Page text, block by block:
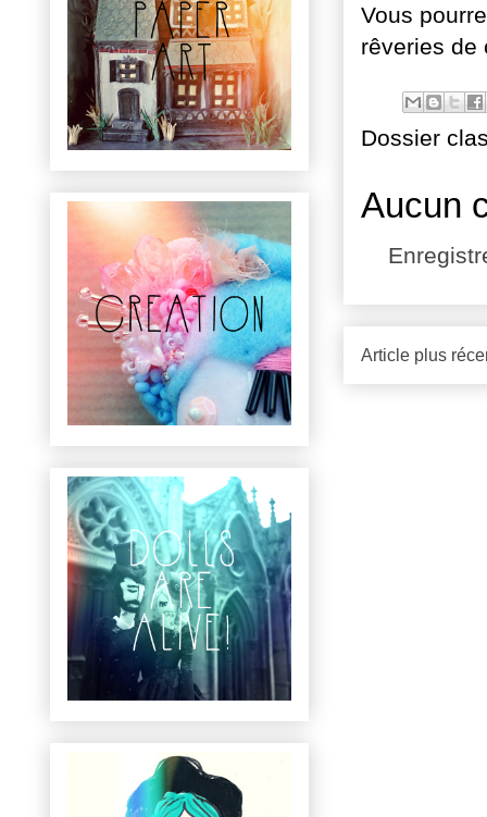
Vous
rêveries de
Dossier
Aucun
Article plus